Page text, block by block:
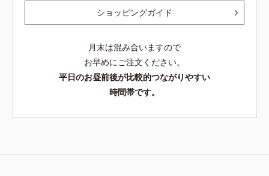
ショッピングガイド
月末は混み合いますので
お早めにご注文ください。
平日のお昼前後が比較的つながりやすい
時間帯です。